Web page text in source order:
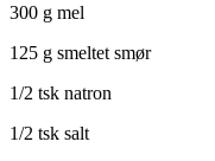
300 g mel
125 g smeltet smør
1/2 tsk natron
1/2 tsk salt